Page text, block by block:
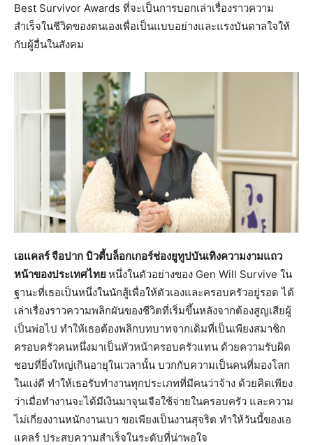
Best Survivor Awards ที่จะเป็นการบอกเล่าเรื่องราวความ
สำเร็จในชีวิตของตนเองเพื่อเป็นแบบอย่างและแรงบันดาลใจให้
กับผู้อื่นในสังคม
เอแคลร์ จือปาก บิวตี้บล็อกเกอร์ช่องยูทูปบันเทิงความงามแถว
หน้าของประเทศไทยหนึ่งในตัวอย่างของ Gen Will Survive ใน
ฐานะที่เธอเป็นหนึ่งในนักสู้เพื่อให้ตัวเองและครอบครัวอยู่รอด ได้
เล่าเรื่องราวความพลิกผันของชีวิตที่เริ่มขึ้นหลังจากต้องสูญเสียผู้
เป็นพ่อไป ทำให้เธอต้องพลิกบทบาทจากเดิมที่เป็นเพียงสมาชิก
ครอบครัวคนหนึ่งมาเป็นหัวหน้าครอบครัวแทน ด้วยความรับผิด
ชอบที่ยิ่งใหญ่เกินอายุในเวลานั้น บวกกับความเป็นคนที่มองโลก
ในแง่ดี ทำให้เธอรับทำงานทุกประเภทที่มีคนว่าจ้าง ด้วยคิดเพียง
ว่าเมื่อทำงานจะได้มีเงินมาจุนเจือใช้จ่ายในครอบครัว และความ
ไม่เกี่ยงงานหนักงานเบา ขอเพียงเป็นงานสุจริต ทำให้วันนี้ของเอ
แคลร์ ประสบความสำเร็จในระดับที่น่าพอใจ